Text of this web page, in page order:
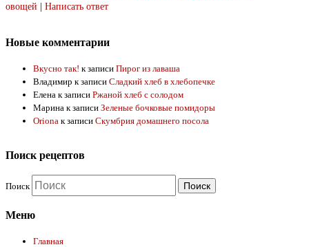
овощей
Написать ответ
Новые комментарии
Вкусно так! к записи Пирог из лаваша
Владимир к записи Сладкий хлеб в хлебопечке
Елена к записи Ржаной хлеб с солодом
Марина к записи Зеленые бочковые помидоры
Oriona к записи Скумбрия домашнего посола
Поиск рецептов
Поиск
Меню
Главная